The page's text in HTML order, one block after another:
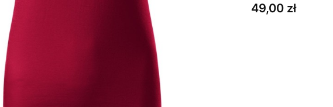
Cena
49,00 zł